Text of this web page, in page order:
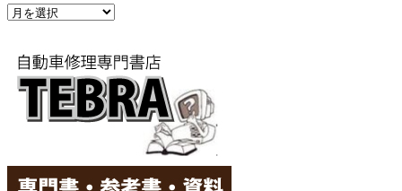
ー
ア
イ
ブ